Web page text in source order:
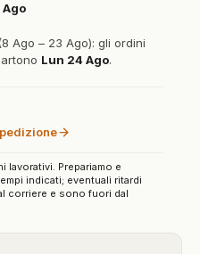
Ago
Ago – 23 Ago): gli ordini
Lun 24 Ago.
lavorativi. Prepariamo e
indicati; eventuali ritardi
corriere e sono fuori dal